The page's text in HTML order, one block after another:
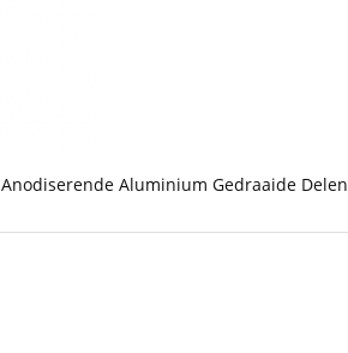
Anodiserende Aluminium Gedraaide Delen